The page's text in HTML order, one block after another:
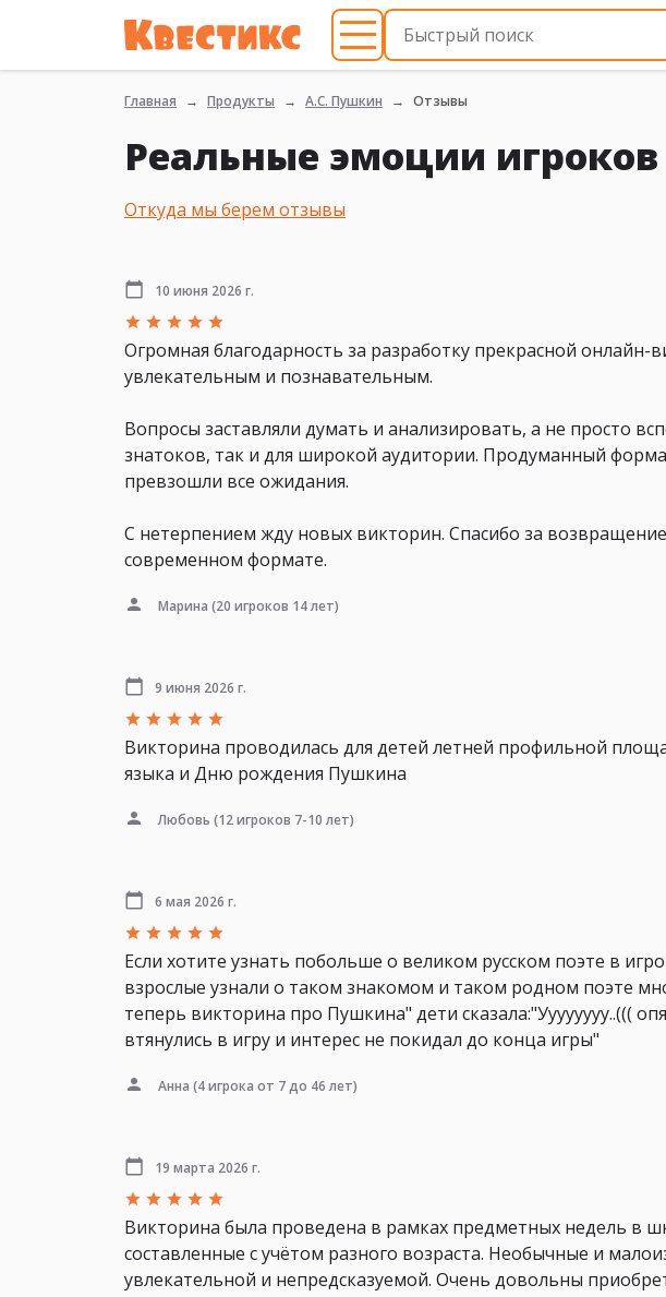
Главная Продукты А.С. Пушкин Отзывы
Реальные эмоции игроков
Откуда мы берем отзывы
10 июня 2026 г.
Огромная благодарность за разработку прекрасной
увлекательным и познавательным.
Вопросы заставляли думать и анализировать, а не просто
знатоков, так и для широкой аудитории. Продуманный
превзошли все ожидания.
С нетерпением жду новых викторин. Спасибо за
современном формате.
Марина (20 игроков 14 лет)
9 июня 2026 г.
Викторина проводилась для детей летней профильной
языка и Дню рождения Пушкина
Любовь (12 игроков 7-10 лет)
6 мая 2026 г.
Если хотите узнать побольше о великом русском поэте в
взрослые узнали о таком знакомом и таком родном поэте
теперь викторина про Пушкина" дети сказала:"Уууууууу..(((
втянулись в игру и интерес не покидал до конца игры"
Анна (4 игрока от 7 до 46 лет)
19 марта 2026 г.
Викторина была проведена в рамках предметных недель в
составленные с учётом разного возраста. Необычные и
увлекательной и непредсказуемой. Очень довольны